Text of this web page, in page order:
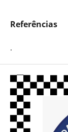
Referências
.